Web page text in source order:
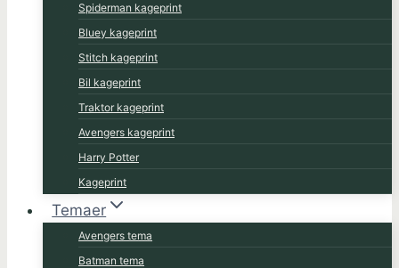
Spiderman kageprint
Bluey kageprint
Stitch kageprint
Bil kageprint
Traktor kageprint
Avengers kageprint
Harry Potter
Kageprint
Temaer
Avengers tema
Batman tema